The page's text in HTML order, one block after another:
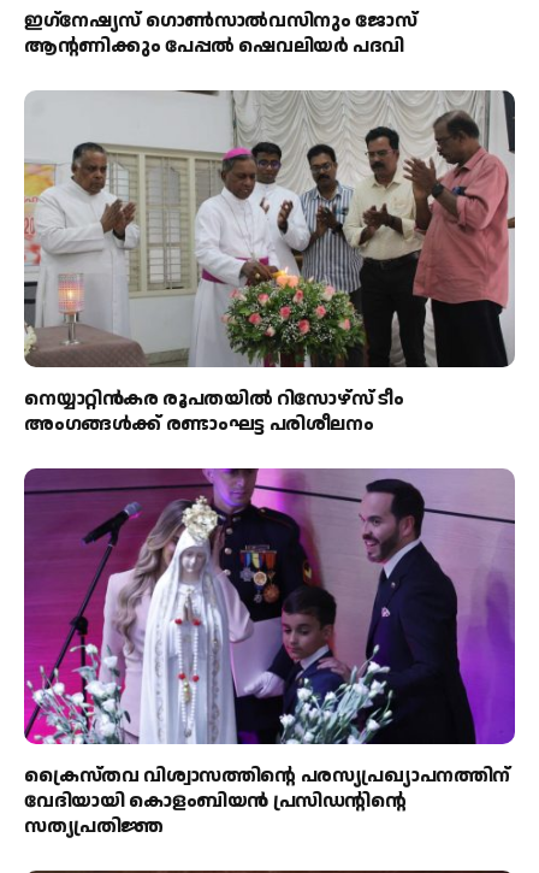
ഇഗ്‌നേഷ്യസ് ഗൊൺസാൽവസിനും ജോസ്
ആന്റണിക്കും പേപ്പൽ ഷെവലിയർ പദവി
നെയ്യാറ്റിൻകര രൂപതയിൽ റിസോഴ്സ് ടീം
അംഗങ്ങൾക്ക് രണ്ടാംഘട്ട പരിശീലനം
ക്രൈസ്തവ വിശ്വാസത്തിന്റെ പരസ്യപ്രഖ്യാപനത്തിന്
വേദിയായി കൊളംബിയൻ പ്രസിഡന്റിന്റെ
സത്യപ്രതിജ്ഞ